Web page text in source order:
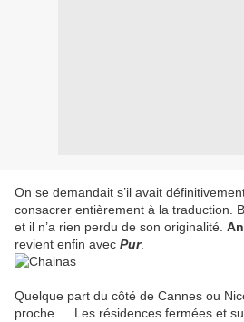
On se demandait s’il avait
consacrer entièrement à la traduction.
et il n’a rien perdu de son originalité.
revient enfin avec Pur.
Quelque part du côté de Cannes ou
proche … Les résidences fermées et